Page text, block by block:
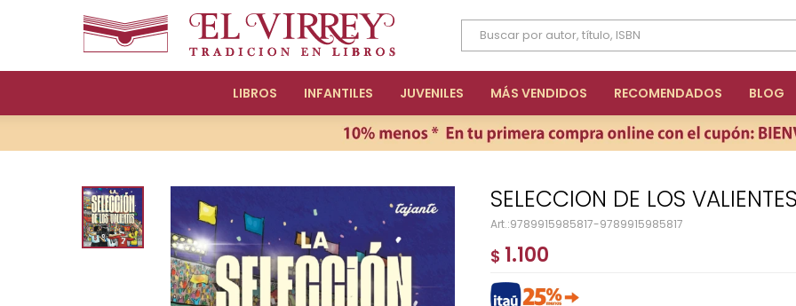
LIBROS INFANTILES JUVENILES MÁS VENDIDOS RECOMENDADOS BLOG
SELECCION DE LOS
9789915985817-9789915985817
$ 1.100